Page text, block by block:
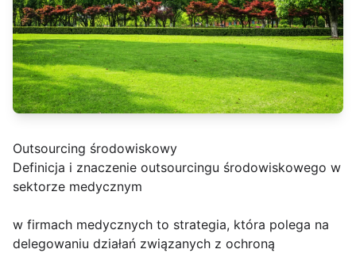
Outsourcing środowiskowy
Definicja i znaczenie outsourcingu środowiskowego w
sektorze medycznym
w firmach medycznych to strategia, która polega na
delegowaniu działań związanych z ochroną